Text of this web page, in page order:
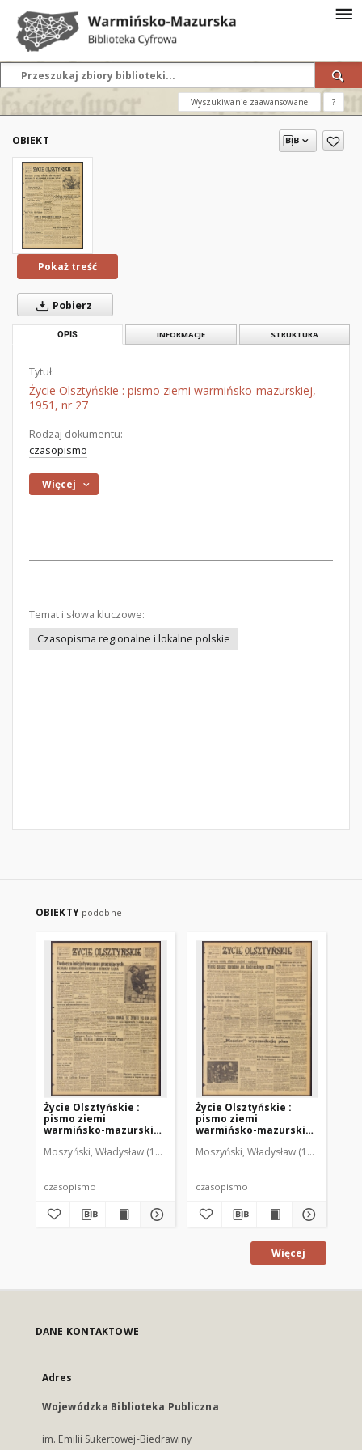
Wyszukiwanie zaawansowane ?
OBIEKT
Pokaż treść
Pobierz
OPIS INFORMACJE STRUKTURA
Tytuł:
Życie Olsztyńskie : pismo ziemi warmińsko-mazurskiej,
1951, nr 27
Rodzaj dokumentu:
czasopismo
Więcej
Temat i słowa kluczowe:
Czasopisma regionalne i lokalne polskie
OBIEKTY podobne
Życie Olsztyńskie :
pismo ziemi
warmińsko-mazurskiej,
Moszyński, Władysław (1922-2001). Red. Mroczkowski, Włodzimierz
czasopismo
Życie Olsztyńskie :
pismo ziemi
warmińsko-mazurskiej,
Moszyński, Władysław (1922-2001).
czasopismo
Więcej
DANE KONTAKTOWE
Adres
Wojewódzka Biblioteka Publiczna
im. Emilii Sukertowej-Biedrawiny